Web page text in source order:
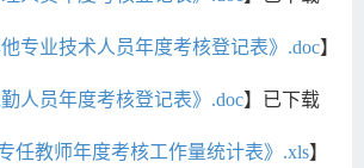
专业技术人员年度考核登记表》.doc】
人员年度考核登记表》.doc】已下载
任教师年度考核工作量统计表》.xls】